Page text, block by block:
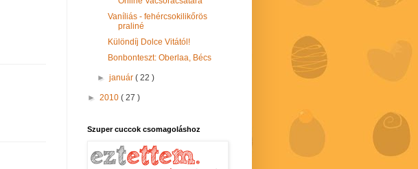
Vaníliás - fehércsokilikőrös
praliné
Különdíj Dolce Vitától!
Bonbonteszt: Oberlaa, Bécs
►január( 22 )
► 2010 ( 27 )
Szuper cuccok csomagoláshoz